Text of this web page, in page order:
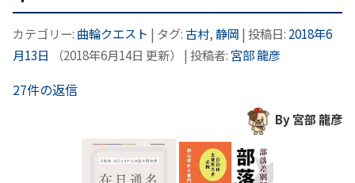
カテゴリー: 曲輪クエスト | タグ:古村,静岡 | 投稿日: 2018年6
月13日
（2018年6月14日 更新） | 投稿者: 宮部 龍彦
27件の返信
By 宮部 龍彦